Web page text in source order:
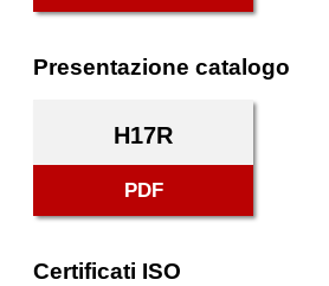
Presentazione catalogo
H17R
PDF
Certificati ISO